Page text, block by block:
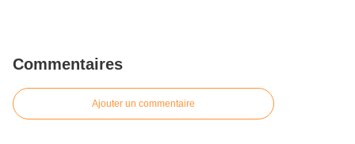
Commentaires
Ajouter un commentaire